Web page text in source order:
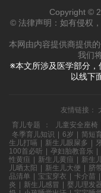
Copyright ©
© 法律声明：如有侵权
本网由内容提供商提供
我们
※本文所涉及医学部分，
以线下
友情链接：
育儿专题
： 儿童安全座椅
冬季育儿知识
6岁 简短
生儿打嗝
新生儿眼屎多
100首必听
孕妇胎教音乐
性黄疸
新生儿黄疸 新生
儿晒太阳
新生儿大便 脐
品清单
宝宝穿衣 卡介苗
炎
新生儿感冒 婴儿理发